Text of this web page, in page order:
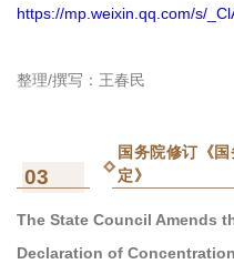
https://mp.weixin.qq.com/s/
整理/撰写：王春民
03
国务院修订《
定》
The State Council Amends
Declaration of